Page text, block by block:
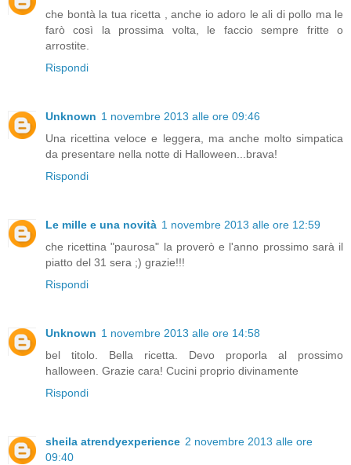
che bontà la tua ricetta , anche io adoro le ali di pollo ma le
farò così la prossima volta, le faccio sempre fritte o
arrostite.
Rispondi
Unknown 1 novembre 2013 alle ore 09:46
Una ricettina veloce e leggera, ma anche molto simpatica
da presentare nella notte di Halloween...brava!
Rispondi
Le mille e una novità 1 novembre 2013 alle ore 12:59
che ricettina "paurosa" la proverò e l'anno prossimo sarà il
piatto del 31 sera ;) grazie!!!
Rispondi
Unknown 1 novembre 2013 alle ore 14:58
bel titolo. Bella ricetta. Devo proporla al prossimo
halloween. Grazie cara! Cucini proprio divinamente
Rispondi
sheila atrendyexperience 2 novembre 2013 alle ore
09:40